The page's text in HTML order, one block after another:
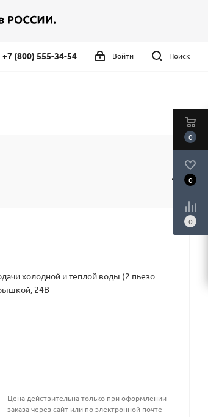
Поиск
Войти
+7 (800) 555-34-54
холодной и теплой воды (2 пьезо
24В
Цена действительна только при оформлении
заказа через сайт или по электронной почте
0
0
0